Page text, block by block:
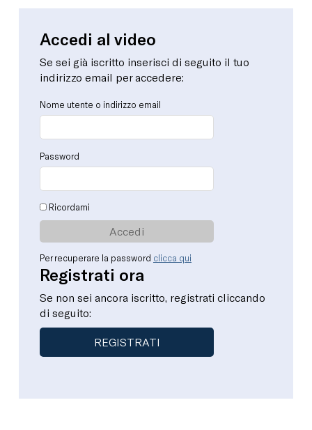
Accedi al video
Se sei già iscritto inserisci di seguito il tuo
indirizzo email per accedere:
Nome utente o indirizzo email
Password
Ricordami
Per recuperare la password clicca qui
Registrati ora
Se non sei ancora iscritto, registrati cliccando
di seguito:
REGISTRATI